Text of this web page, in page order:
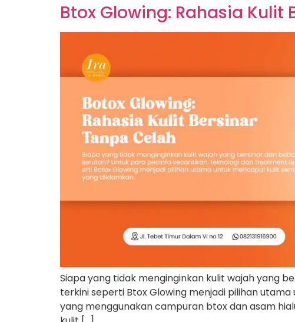
Btox Glowing: Rahasia Kulit
Siapa yang tidak menginginkan kulit wajah yang
terkini seperti Btox Glowing menjadi pilihan
yang menggunakan campuran btox dan asam